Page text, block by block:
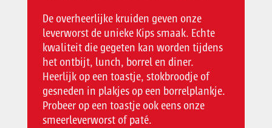
De overheerlijke kruiden geven onze
leverworst de unieke Kips smaak. Echte
kwaliteit die gegeten kan worden tijdens
het ontbijt, lunch, borrel en diner.
Heerlijk op een toastje, stokbroodje of
gesneden in plakjes op een borrelplankje.
Probeer op een toastje ook eens onze
smeerleverworst of paté.